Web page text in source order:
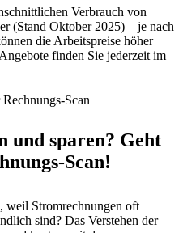
Verbrauch von
(Stand Oktober 2025) – je nach
die Arbeitspreise höher
finden Sie jederzeit im
Scan
und sparen? Geht
Scan!
weil Stromrechnungen oft
sind? Das Verstehen der